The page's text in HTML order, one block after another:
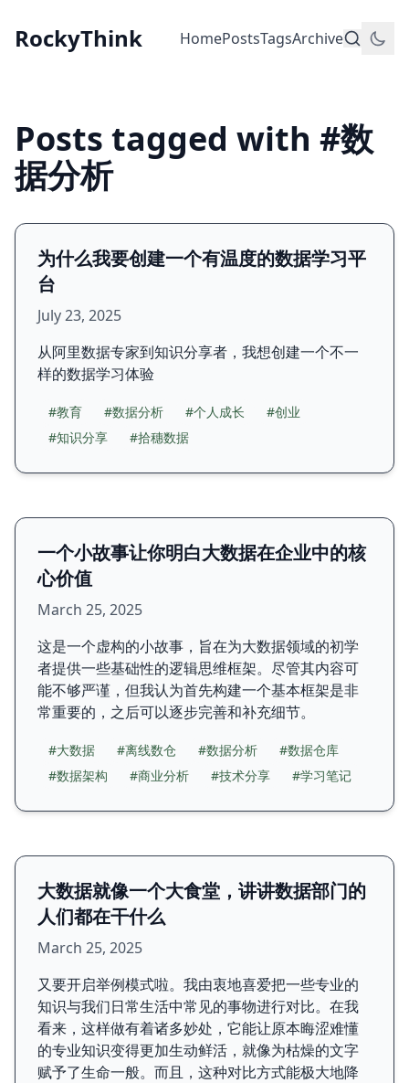
RockyThink HomePostsTagsArchive
Posts tagged with #数
据分析
为什么我要创建一个有温度的数据学习平
台
July 23, 2025
从阿里数据专家到知识分享者，我想创建一个不一
样的数据学习体验
#教育 #数据分析 #个人成长
#创业
#知识分享
#拾穗数据
一个小故事让你明白大数据在企业中的核
心价值
March 25, 2025
这是一个虚构的小故事，旨在为大数据领域的初学
者提供一些基础性的逻辑思维框架。尽管其内容可
能不够严谨，但我认为首先构建一个基本框架是非
常重要的，之后可以逐步完善和补充细节。
#大数据 #离线数仓 #数据分析
#数据仓库
#数据架构
#商业分析 #技术分享 #学习笔记
大数据就像一个大食堂，讲讲数据部门的
人们都在干什么
March 25, 2025
又要开启举例模式啦。我由衷地喜爱把一些专业的
知识与我们日常生活中常见的事物进行对比。在我
看来，这样做有着诸多妙处，它能让原本晦涩难懂
的专业知识变得更加生动鲜活，就像为枯燥的文字
赋予了生命一般。而且，这种对比方式能极大地降